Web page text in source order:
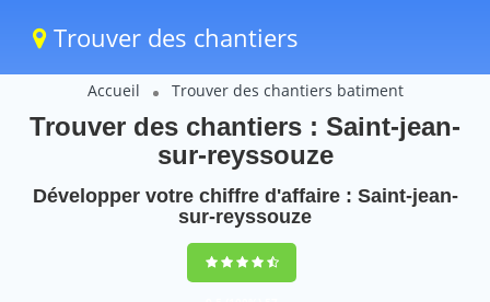
Trouver des chantiers
Accueil Trouver des chantiers batiment
Trouver des chantiers : Saint-jean-
sur-reyssouze
Développer votre chiffre d'affaire : Saint-jean-
sur-reyssouze